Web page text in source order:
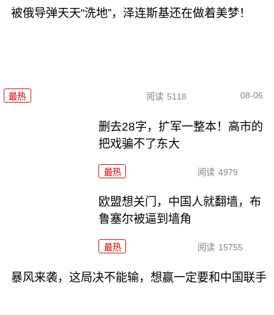
被俄导弹天天“洗地”，泽连斯基还在做着美梦！
最热 阅读 5118 08-06
删去28字，扩军一整本！高市的
把戏骗不了东大
最热 阅读 4979
欧盟想关门，中国人就翻墙，布
鲁塞尔被逼到墙角
最热 阅读 15755
暴风来袭，这局决不能输，想赢一定要和中国联手